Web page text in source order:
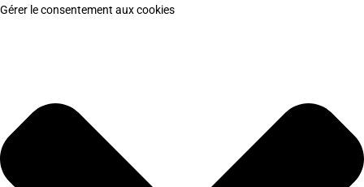
Gérer le consentement aux cookies